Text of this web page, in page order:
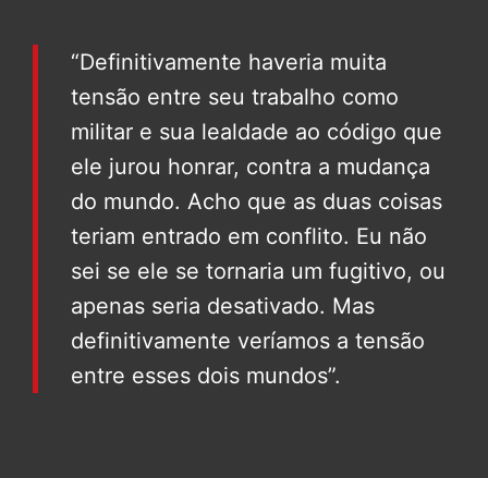
“Definitivamente haveria muita
tensão entre seu trabalho como
militar e sua lealdade ao código que
ele jurou honrar, contra a mudança
do mundo. Acho que as duas coisas
teriam entrado em conflito. Eu não
sei se ele se tornaria um fugitivo, ou
apenas seria desativado. Mas
definitivamente veríamos a tensão
entre esses dois mundos”.